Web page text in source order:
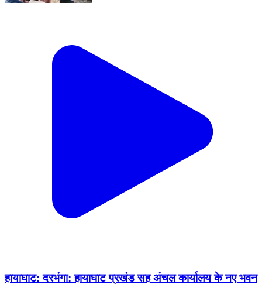
हायाघाट: दरभंगा: हायाघाट प्रखंड सह अंचल कार्यालय के नए भवन